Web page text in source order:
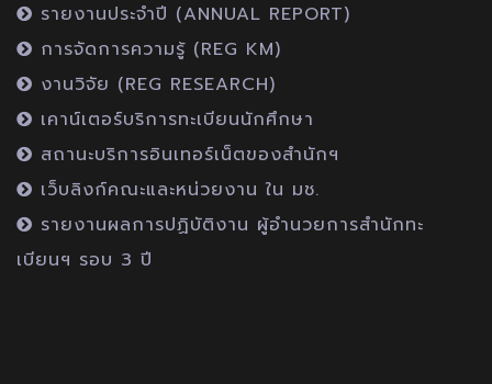
รายงานประจำปี (ANNUAL REPORT)
การจัดการความรู้ (REG KM)
งานวิจัย (REG RESEARCH)
เคาน์เตอร์บริการทะเบียนนักศึกษา
สถานะบริการอินเทอร์เน็ตของสำนักฯ
เว็บลิงก์คณะและหน่วยงาน ใน มช.
รายงานผลการปฏิบัติงาน ผู้อำนวยการสำนักทะ
เบียนฯ รอบ 3 ปี